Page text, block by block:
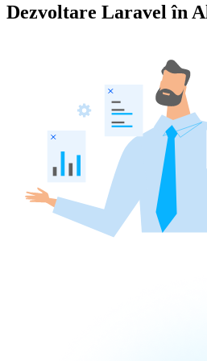
Dezvoltare Laravel în